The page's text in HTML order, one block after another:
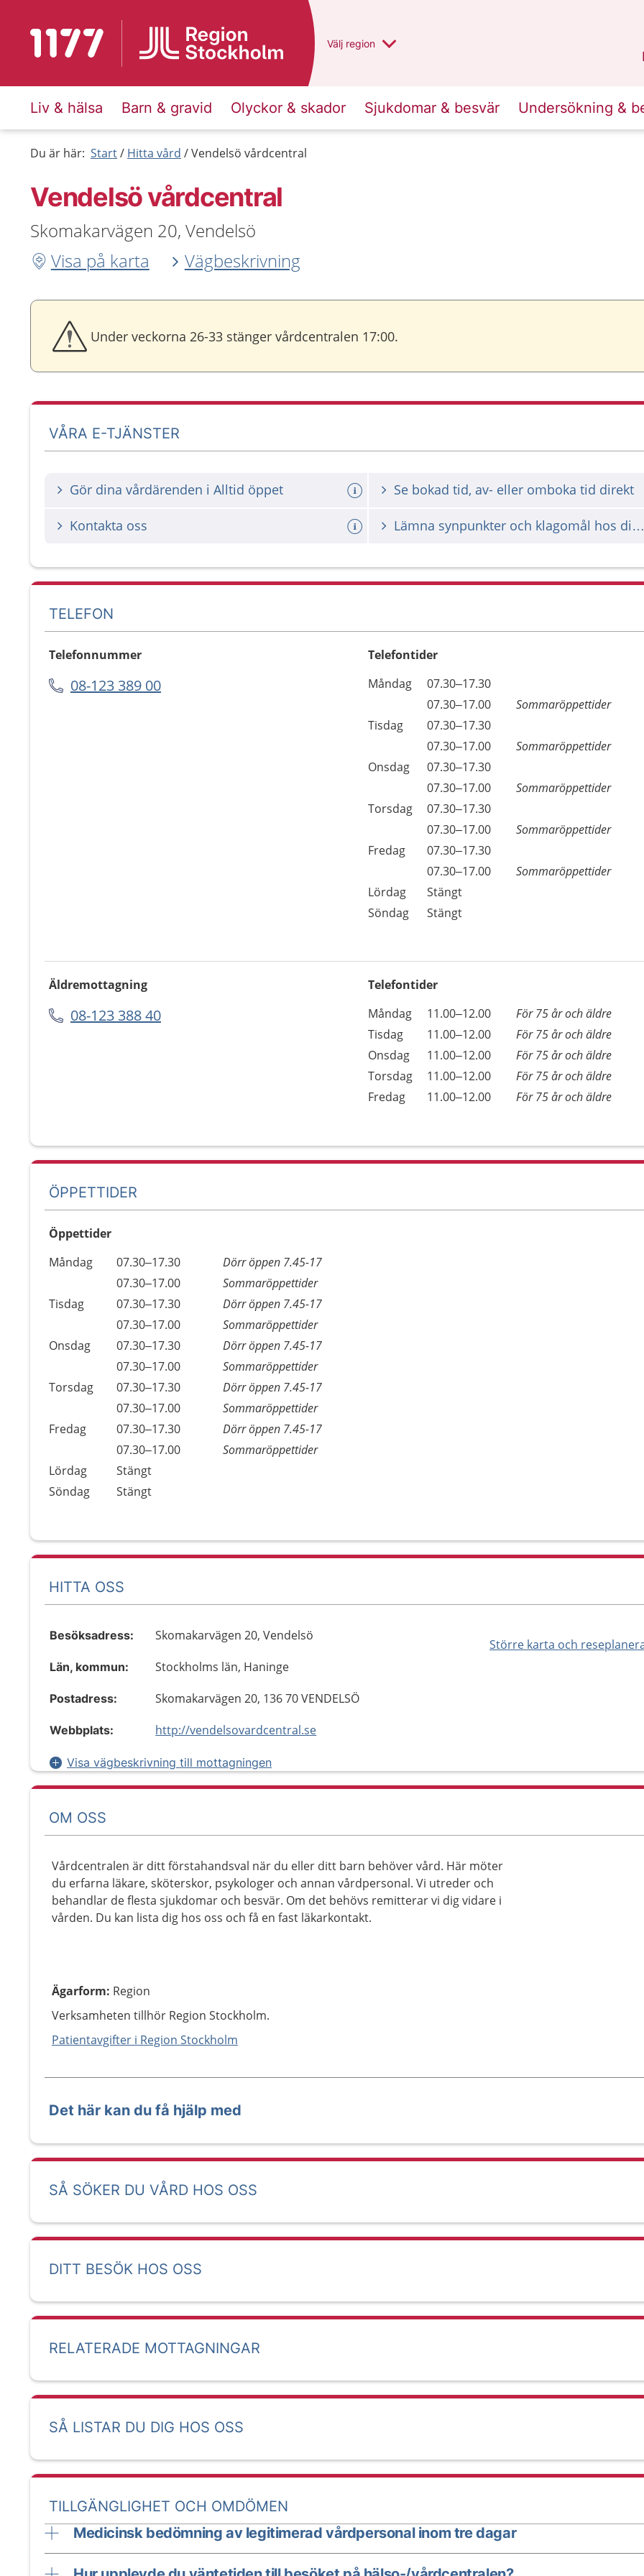
Till startsidan för 1177 Du har valt region
Välj en annan
region
Liv & hälsa Barn & gravid Olyckor & skador Sjukdomar & besvär Undersökning &
Du är här: Start Hitta vård Vendelsö vårdcentral
Vendelsö vårdcentral
Skomakarvägen 20, Vendelsö
Visa på karta
Vägbeskrivning
Under veckorna 26-33 stänger vårdcentralen 17:00.
VÅRA E-TJÄNSTER
Gör dina vårdärenden i Alltid öppet Se bokad tid, av- eller omboka tid direkt
Kontakta oss Lämna synpunkter och klagomål hos din vårdgivare
TELEFON
Telefonnummer
08-123 389 00
Telefontider
Dag
Öppettider
Kommentarer
Måndag
07.30–17.30
07.30–17.00
Sommaröppettider
Tisdag
07.30–17.30
07.30–17.00
Sommaröppettider
Onsdag
07.30–17.30
07.30–17.00
Sommaröppettider
Torsdag
07.30–17.30
07.30–17.00
Sommaröppettider
Fredag
07.30–17.30
07.30–17.00
Sommaröppettider
Lördag
Stängt
Söndag
Stängt
Äldremottagning
08-123 388 40
Telefontider
Dag
Öppettider
Kommentarer
Måndag 11.00–12.00
För 75 år och äldre
Tisdag
11.00–12.00
För 75 år och äldre
Onsdag
11.00–12.00
För 75 år och äldre
Torsdag
11.00–12.00
För 75 år och äldre
Fredag
11.00–12.00 För 75 år och äldre
ÖPPETTIDER
Öppettider
Dag
Öppettider
Kommentarer
Måndag 07.30–17.30
Dörr öppen 7.45-17
07.30–17.00
Sommaröppettider
Tisdag
07.30–17.30
Dörr öppen 7.45-17
07.30–17.00
Sommaröppettider
Onsdag
07.30–17.30
Dörr öppen 7.45-17
07.30–17.00
Sommaröppettider
Torsdag
07.30–17.30
Dörr öppen 7.45-17
07.30–17.00
Sommaröppettider
Fredag
07.30–17.30
Dörr öppen 7.45-17
07.30–17.00
Sommaröppettider
Lördag
Stängt
Söndag
Stängt
HITTA OSS
Större karta och
Besöksadress: Skomakarvägen 20, Vendelsö
Län, kommun: Stockholms län, Haninge
Postadress: Skomakarvägen 20, 136 70 VENDELSÖ
Webbplats: http://vendelsovardcentral.se
Visa vägbeskrivning till mottagningen
OM OSS
Vårdcentralen är ditt förstahandsval när du eller ditt barn behöver vård. Här möter
du erfarna läkare, sköterskor, psykologer och annan vårdpersonal. Vi utreder och
behandlar de flesta sjukdomar och besvär. Om det behövs remitterar vi dig vidare i
vården. Du kan lista dig hos oss och få en fast läkarkontakt.
Ägarform: Region
Verksamheten tillhör Region Stockholm.
Patientavgifter i Region Stockholm
Det här kan du få hjälp med
SÅ SÖKER DU VÅRD HOS OSS
DITT BESÖK HOS OSS
RELATERADE MOTTAGNINGAR
SÅ LISTAR DU DIG HOS OSS
TILLGÄNGLIGHET OCH OMDÖMEN
Medicinsk bedömning av legitimerad vårdpersonal inom tre dagar